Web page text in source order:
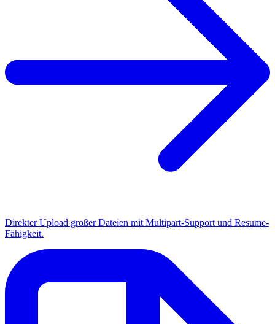
Direkter Upload großer Dateien mit Multipart-Support und Resume-
Fähigkeit.